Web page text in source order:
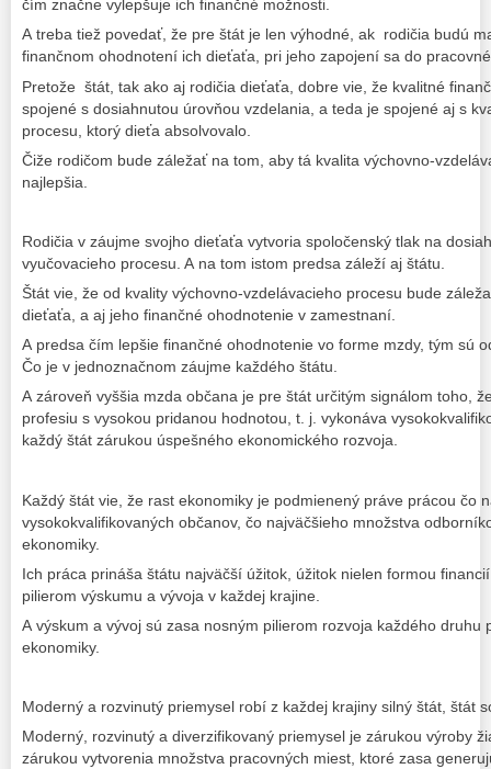
čím značne vylepšuje ich finančné možnosti.
A treba tiež povedať, že pre štát je len výhodné, ak rodičia budú
finančnom ohodnotení ich dieťaťa, pri jeho zapojení sa do
Pretože štát, tak ako aj rodičia dieťaťa, dobre vie, že kvalitné
spojené s dosiahnutou úrovňou vzdelania, a teda je spojené aj s
procesu, ktorý dieťa absolvovalo.
Čiže rodičom bude záležať na tom, aby tá kvalita výchovno-
najlepšia.
Rodičia v záujme svojho dieťaťa vytvoria spoločenský tlak na
vyučovacieho procesu. A na tom istom predsa záleží aj štátu.
Štát vie, že od kvality výchovno-vzdelávacieho procesu bude
dieťaťa, a aj jeho finančné ohodnotenie v zamestnaní.
A predsa čím lepšie finančné ohodnotenie vo forme mzdy, tým sú
Čo je v jednoznačnom záujme každého štátu.
A zároveň vyššia mzda občana je pre štát určitým signálom toho,
profesiu s vysokou pridanou hodnotou, t. j. vykonáva
každý štát zárukou úspešného ekonomického rozvoja.
Každý štát vie, že rast ekonomiky je podmienený práve prácou čo
vysokokvalifikovaných občanov, čo najväčšieho množstva
ekonomiky.
Ich práca prináša štátu najväčší úžitok, úžitok nielen formou
pilierom výskumu a vývoja v každej krajine.
A výskum a vývoj sú zasa nosným pilierom rozvoja každého druhu
ekonomiky.
Moderný a rozvinutý priemysel robí z každej krajiny silný štát, štát
Moderný, rozvinutý a diverzifikovaný priemysel je zárukou výroby
zárukou vytvorenia množstva pracovných miest, ktoré zasa